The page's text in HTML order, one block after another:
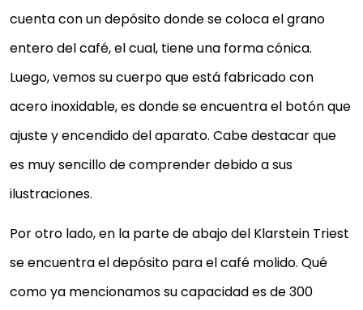
cuenta con un depósito donde se coloca el grano
entero del café, el cual, tiene una forma cónica.
Luego, vemos su cuerpo que está fabricado con
acero inoxidable, es donde se encuentra el botón que
ajuste y encendido del aparato. Cabe destacar que
es muy sencillo de comprender debido a sus
ilustraciones.
Por otro lado, en la parte de abajo del Klarstein Triest
se encuentra el depósito para el café molido. Qué
como ya mencionamos su capacidad es de 300